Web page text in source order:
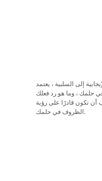
إلى السلبية ، يعتمد
حلمك ، وما هو رد فعلك
أن تكون قادرًا على رؤية
الظروف في حلمك.